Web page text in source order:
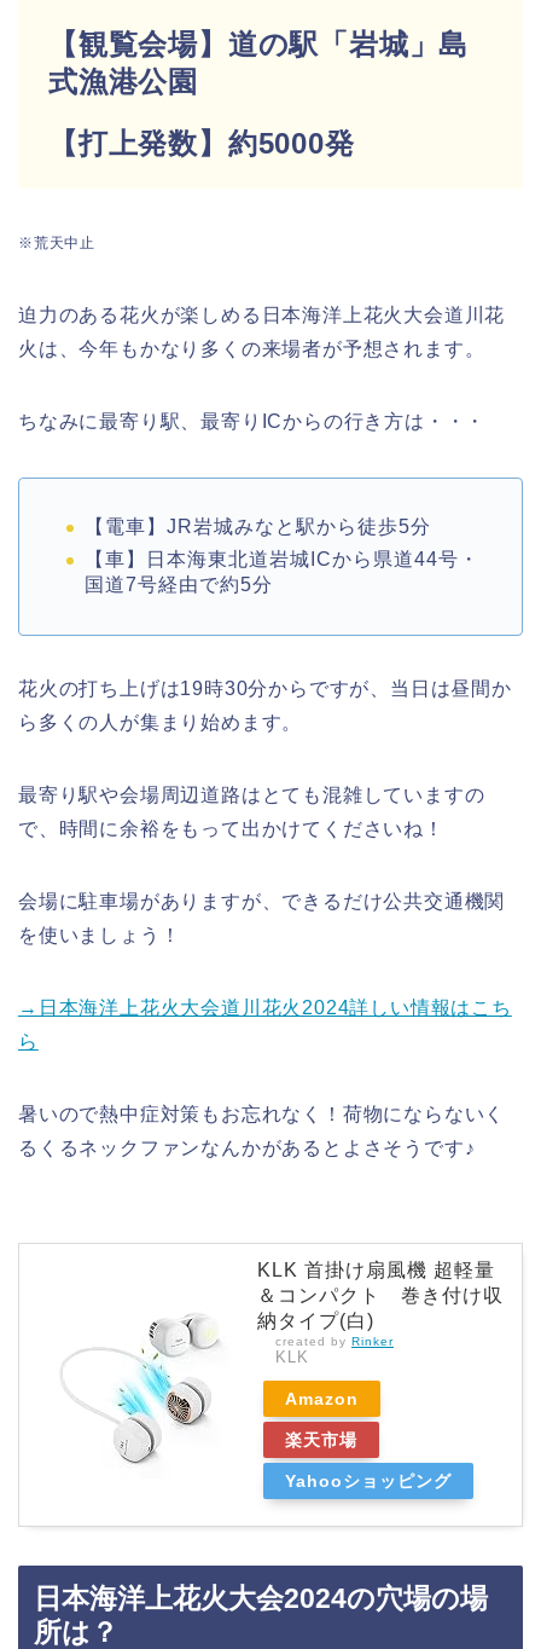
【観覧会場】道の駅「岩城」島
式漁港公園
【打上発数】約5000発
※荒天中止
迫力のある花火が楽しめる日本海洋上花火大会道川花
火は、今年もかなり多くの来場者が予想されます。
ちなみに最寄り駅、最寄りICからの行き方は・・・
【電車】JR岩城みなと駅から徒歩5分
【車】日本海東北道岩城ICから県道44号・
国道7号経由で約5分
花火の打ち上げは19時30分からですが、当日は昼間か
ら多くの人が集まり始めます。
最寄り駅や会場周辺道路はとても混雑していますの
で、時間に余裕をもって出かけてくださいね！
会場に駐車場がありますが、できるだけ公共交通機関
を使いましょう！
→日本海洋上花火大会道川花火2024詳しい情報はこち
ら
暑いので熱中症対策もお忘れなく！荷物にならないく
るくるネックファンなんかがあるとよさそうです♪
KLK 首掛け扇風機 超軽量
＆コンパクト 巻き付け収
納タイプ(白)
created by Rinker
KLK
Amazon
楽天市場
Yahooショッピング
日本海洋上花火大会2024の穴場の場
所は？